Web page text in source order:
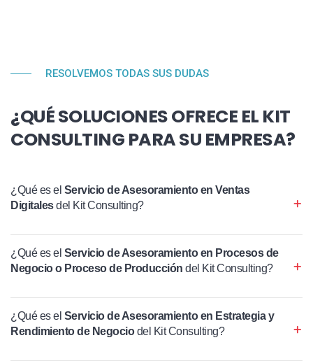
RESOLVEMOS TODAS SUS DUDAS
¿QUÉ SOLUCIONES OFRECE EL KIT
CONSULTING PARA SU EMPRESA?
¿Qué es el Servicio de Asesoramiento en Ventas
Digitalesdel Kit Consulting?
¿Qué es el Servicio de Asesoramiento en Procesos de
Negocio o Proceso de Producción del Kit Consulting?
¿Qué es el Servicio de Asesoramiento en Estrategia y
Rendimiento de Negociodel Kit Consulting?